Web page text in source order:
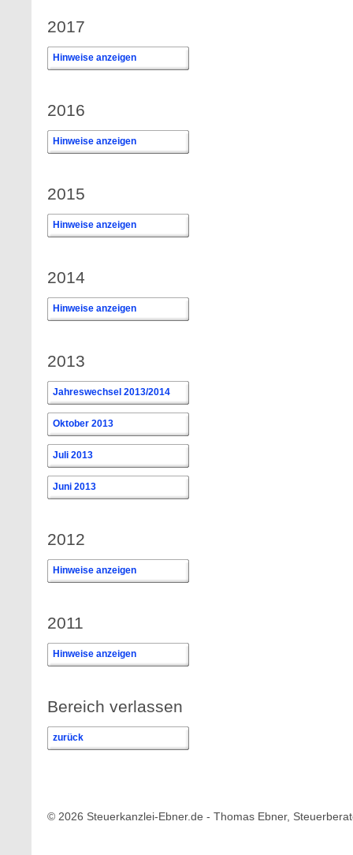
2017
Hinweise anzeigen
2016
Hinweise anzeigen
2015
Hinweise anzeigen
2014
Hinweise anzeigen
2013
Jahreswechsel 2013/2014
Oktober 2013
Juli 2013
Juni 2013
2012
Hinweise anzeigen
2011
Hinweise anzeigen
Bereich verlassen
zurück
© 2026 Steuerkanzlei-Ebner.de - Thomas Ebner,